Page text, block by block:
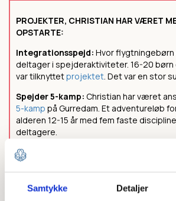
Samtykke Detaljer
PROJEKTER, CHRISTIAN HAR VÆRET
OPSTARTE:
Integrationsspejd: Hvor
deltager i spejderaktiviteter. 16-20
var tilknyttetprojektet. Det var en stor
Spejder 5-kamp: Christian har været
5-kamp på Gurredam. Et adventureløb
alderen 12-15 år med fem faste
deltagere.
Hjemløseprojektet:
Spejderne i Prins
ind til en shelter til hjemløse, som de
når hjemløsecentret lukker kl. 17.
brugt af hjemløse. Projektet har også